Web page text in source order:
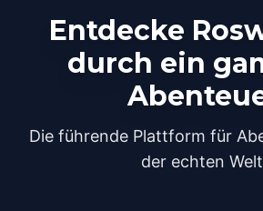
Entdecke
durch ein
Die führende Plattform für
der echten